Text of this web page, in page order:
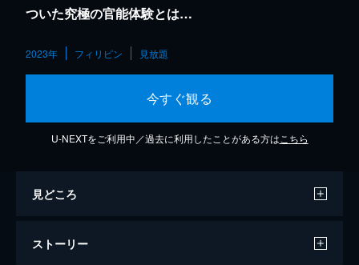
ついた究極の官能体験とは…
2023年 フィリピン 見放題
今すぐ観る
U-NEXTをご利用中／過去に利用したことがある方は こちら
見どころ
ストーリー